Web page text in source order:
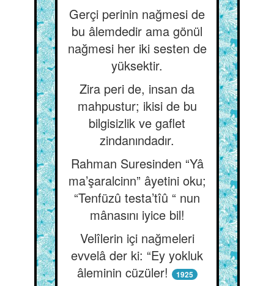
Gerçi perinin nağmesi de
bu âlemdedir ama gönül
nağmesi her iki sesten de
yüksektir.
Zira peri de, insan da
mahpustur; ikisi de bu
bilgisizlik ve gaflet
zindanındadır.
Rahman Suresinden “Yâ
ma’şaralcinn” âyetini oku;
“Tenfüzû testa’tîû “ nun
mânasını iyice bil!
Velîlerin içi nağmeleri
evvelâ der ki: “Ey yokluk
âleminin cüzüler!
1925